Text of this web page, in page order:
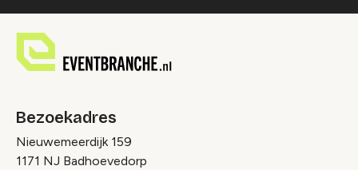
Bezoekadres
Nieuwemeerdijk 159
1171 NJ Badhoevedorp